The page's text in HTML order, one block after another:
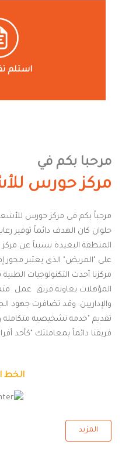
استلم
مرحبا بكم في
مركز حورس
مرحباً بكم فى مركز حورس
حلوان كان الهدف دائماً توفير
المنطقة البعيدة نسبياً عن مركز
على "المريض" الذى يعتبر محور
مركزنا أحدث التكنولوجيات
المؤهلات يعاونه فريق عمل
والإداريين. وقد تضافرت جهود
تقديم "خدمه تشخيصيه
فريقنا دائماً بمعاملتك "كأحد
الخط
المزيد